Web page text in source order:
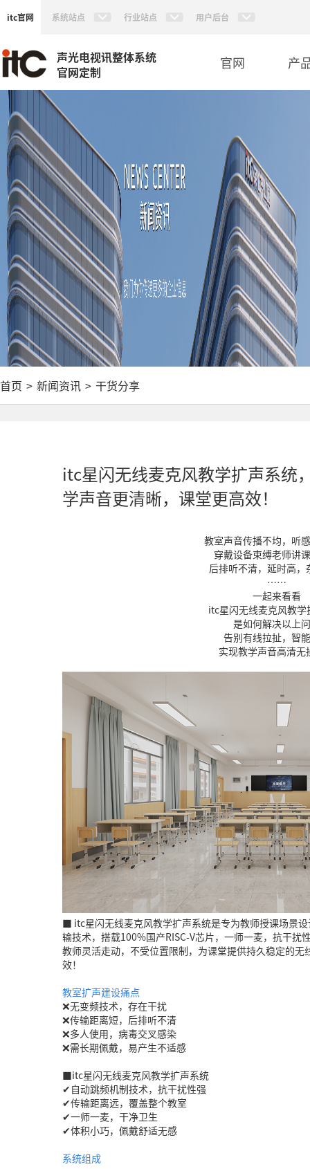
itc官网 系统站点 行业站点 用户后台
声光电视讯整体系统
官网定制
官网 产
首页 > 新闻资讯 > 干货分享
itc星闪无线麦克风教学扩声系统
学声音更清晰，课堂更高效！
教室声音传播不均，听
穿戴设备束缚‌老师讲
后排听不清，延时高，
……
一起来看看
itc星闪无线麦克风教学
是如何解决以上
告别有线拉扯，智
实现教学声音高清无
■ itc星闪无线麦克风教学扩声系统是专为教师授课场景
输技术，搭载100%国产RISC-V芯片，一师一麦，抗干扰
教师灵活走动，不受位置限制，为课堂提供持久稳定的
效！
教室扩声建设痛点
❌无变频技术，存在干扰
❌传输距离短，后排听不清
❌多人使用，病毒交叉感染
❌需长期佩戴，易产生不适感
■itc星闪无线麦克风教学扩声系统
✔自动跳频机制技术，抗干扰性强
✔传输距离远，覆盖整个教室
✔一师一麦，干净卫生
✔体积小巧，佩戴舒适无感
系统组成